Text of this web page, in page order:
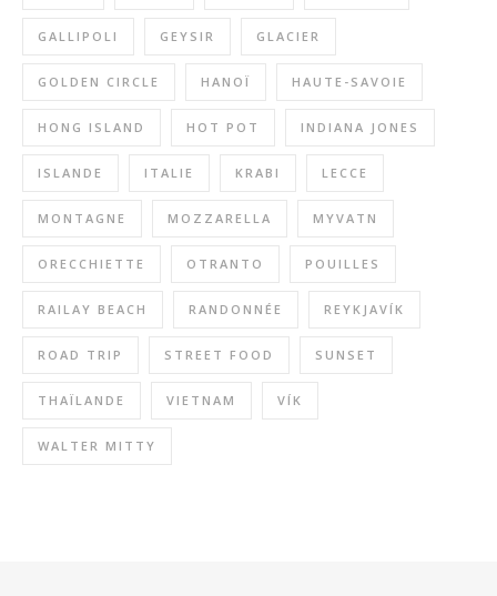
GALLIPOLI GEYSIR GLACIER
GOLDEN CIRCLE HANOÏ HAUTE-SAVOIE
HONG ISLAND HOT POT INDIANA JONES
ISLANDE ITALIE KRABI LECCE
MONTAGNE MOZZARELLA MYVATN
ORECCHIETTE OTRANTO POUILLES
RAILAY BEACH RANDONNÉE REYKJAVÍK
ROAD TRIP STREET FOOD SUNSET
THAÏLANDE VIETNAM VÍK
WALTER MITTY